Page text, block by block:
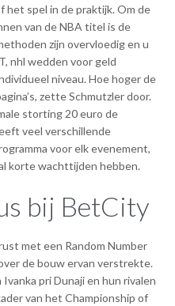
het spel in de praktijk. Om de
van de NBA titel is de
zijn overvloedig en u
nhl wedden voor geld
niveau. Hoe hoger de
zette Schmutzler door.
storting 20 euro de
veel verschillende
voor elk evenement,
korte wachttijden hebben.
bij BetCity
met een Random Number
de bouw ervan verstrekte.
pri Dunaji en hun rivalen
van het Championship of